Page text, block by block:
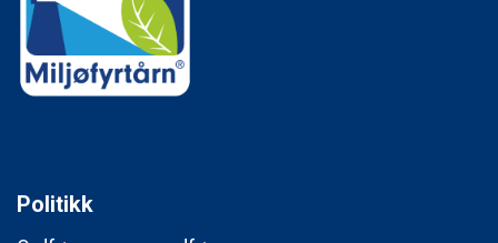
Politikk